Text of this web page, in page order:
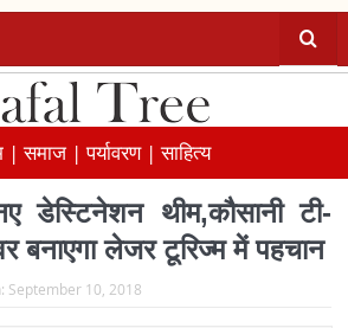
|समाज |पर्यावरण |साहित्य
डेस्टिनेशन थीम,कौसानी टी-
बनाएगा लेजर टूरिज्म में पहचान
September 10, 2018